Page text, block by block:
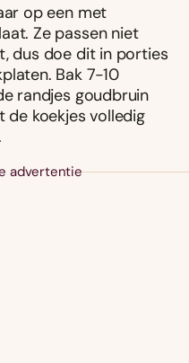
op een met
Ze passen niet
dus doe dit in porties
Bak 7-10
randjes goudbruin
de koekjes volledig
advertentie